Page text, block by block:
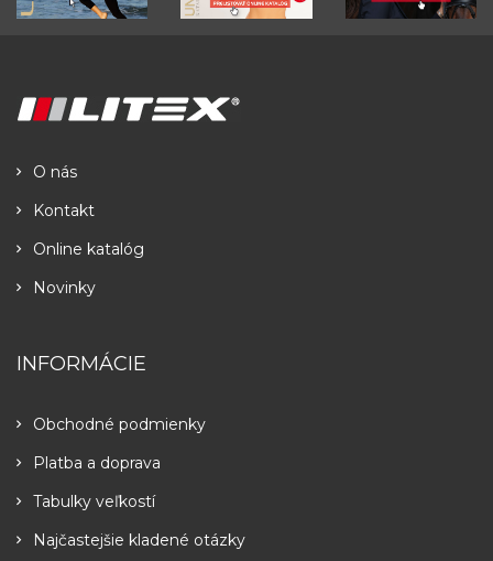
O nás
Kontakt
Online katalóg
Novinky
INFORMÁCIE
Obchodné podmienky
Platba a doprava
Tabulky veľkostí
Najčastejšie kladené otázky